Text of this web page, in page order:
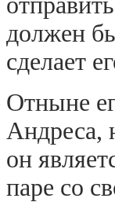
должен
сделает
Отныне
Андреса,
он
паре со